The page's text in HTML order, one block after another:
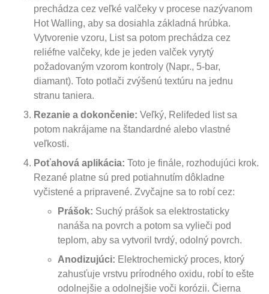
prechádza cez veľké valčeky v procese nazývanom
Hot Walling, aby sa dosiahla základná hrúbka.
Vytvorenie vzoru, List sa potom prechádza cez
reliéfne valčeky, kde je jeden valček vyrytý
požadovaným vzorom kontroly (Napr., 5-bar,
diamant). Toto potlači zvýšenú textúru na jednu
stranu taniera.
Rezanie a dokončenie: Veľký, Relifeded list sa
potom nakrájame na štandardné alebo vlastné
veľkosti.
Poťahová aplikácia: Toto je finále, rozhodujúci krok.
Rezané platne sú pred potiahnutím dôkladne
vyčistené a pripravené. Zvyčajne sa to robí cez:
Prášok: Suchý prášok sa elektrostaticky
nanáša na povrch a potom sa vylieči pod
teplom, aby sa vytvoril tvrdý, odolný povrch.
Anodizujúci: Elektrochemický proces, ktorý
zahusťuje vrstvu prírodného oxidu, robí to ešte
odolnejšie a odolnejšie voči korózii. Čierna